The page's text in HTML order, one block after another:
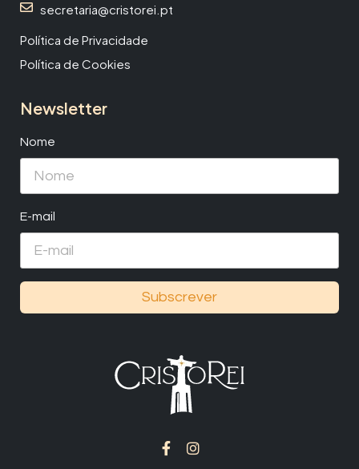
secretaria@cristorei.pt
Política de Privacidade
Política de Cookies
Newsletter
Nome
E-mail
Subscrever